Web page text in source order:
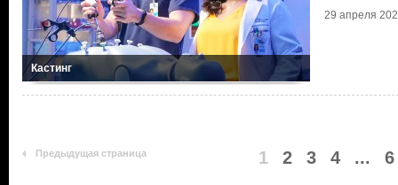
Кастинг
29 апреля
Предыдущая страница 1 2 3 4 ... 6